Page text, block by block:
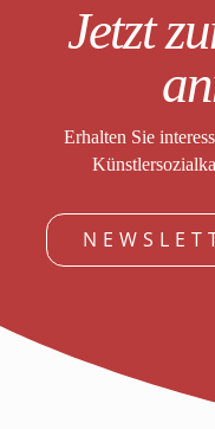
Jetzt
Erhalten Sie